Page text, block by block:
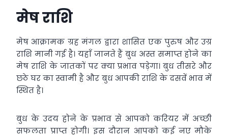
मेष राशि
मेष आक्रामक ग्रह मंगल द्वारा शासित एक पुरुष और उग्र
राशि मानी गई है। यहाँ जानते हैं बुध अस्त समाप्त होने का
मेष राशि के जातकों पर क्या प्रभाव पड़ेगा। बुध तीसरे और
छठे घर का स्वामी है और बुध आपकी राशि के दसवें भाव में
स्थित है।
बुध के उदय होने के प्रभाव से आपको करियर में अच्छी
सफलता प्राप्त होगी। इस दौरान आपको कई नए मौके